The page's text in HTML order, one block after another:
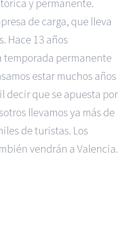
y permanente.
de carga, que lleva
Hace 13 años
temporada permanente
estar muchos años
decir que se apuesta por
llevamos ya más de
de turistas. Los
vendrán a Valencia.
| BGD Abogados Murcia
|BGD Abogados Madrid|GM
|